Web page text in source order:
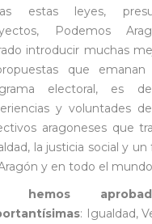
estas leyes,
Podemos
introducir muchas
que
electoral, es
y voluntades
aragoneses que
la justicia social y
y en todo el
hemos
: Igualdad,